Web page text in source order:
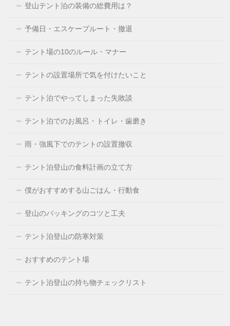
登山テント泊の装備の総費用は？
予備日・エスケープルート・撤退
テント場の10のルール・マナー
テントの設置場所で気を付けたいこと
テント泊でやってしまった失敗談
テント泊でのお風呂・トイレ・歯磨き
雨・強風下でのテントの設置撤収
テント泊登山の食料計画の立て方
僕がおすすめする山ごはん・行動食
登山のパッキングのコツと工夫
テント泊登山の防寒対策
おすすめのテント場
テント泊登山の持ち物チェックリスト